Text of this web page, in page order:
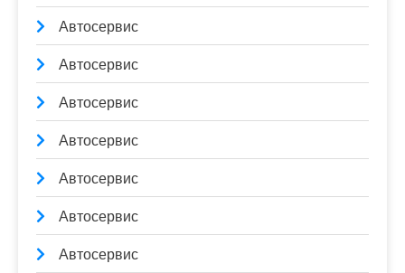
Автосервис
Автосервис
Автосервис
Автосервис
Автосервис
Автосервис
Автосервис